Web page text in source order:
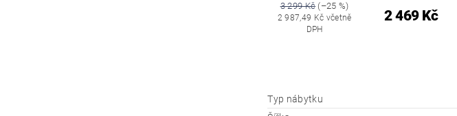
3 299 Kč(–25 %)
2 987,49 Kč včetně
DPH
2 469 Kč
Typ nábytku